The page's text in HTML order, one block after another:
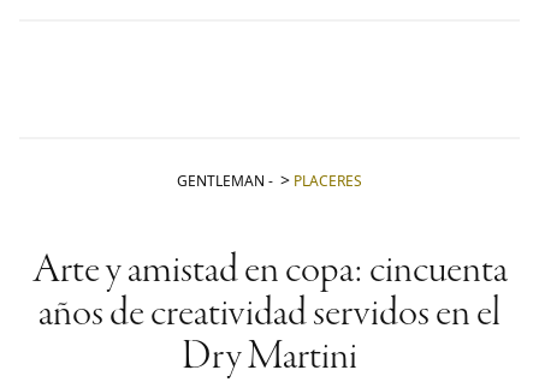
GENTLEMAN - PLACERES
Arte y amistad en copa: cincuenta
años de creatividad servidos en el
Dry Martini